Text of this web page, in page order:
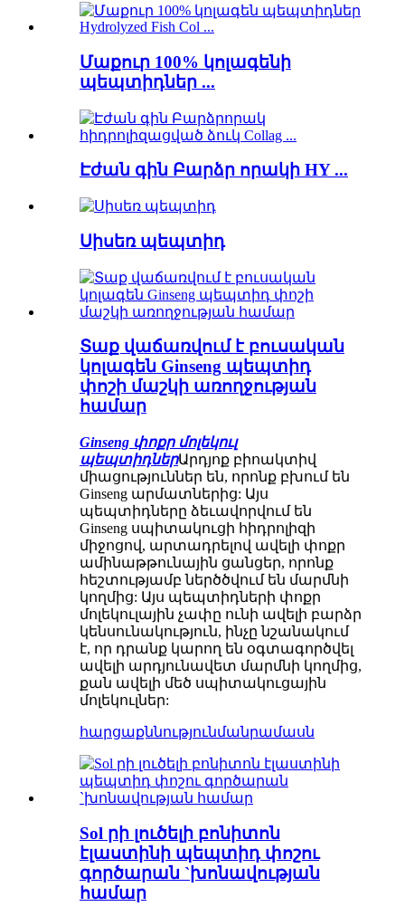
Մաքուր 100% կոլագենի
պեպտիդներ ...
Էժան գին Բարձր որակի HY ...
Սիսեռ պեպտիդ
Տաք վաճառվում է բուսական
կոլագեն Ginseng պեպտիդ
փոշի մաշկի առողջության
համար
Ginseng փոքր մոլեկուլ
պեպտիդներԱրդյոք բիոակտիվ
միացություններ են, որոնք բխում են
Ginseng արմատներից: Այս
պեպտիդները ձեւավորվում են
Ginseng սպիտակուցի հիդրոլիզի
միջոցով, արտադրելով ավելի փոքր
ամինաթթունային ցանցեր, որոնք
հեշտությամբ ներծծվում են մարմնի
կողմից: Այս պեպտիդների փոքր
մոլեկուլային չափը ունի ավելի բարձր
կենսունակություն, ինչը նշանակում
է, որ դրանք կարող են օգտագործվել
ավելի արդյունավետ մարմնի կողմից,
քան ավելի մեծ սպիտակուցային
մոլեկուլներ:
հարցաքննությունմանրամասն
Sol րի լուծելի բոնիտոն
էլաստինի պեպտիդ փոշու
գործարան `խոնավության
համար